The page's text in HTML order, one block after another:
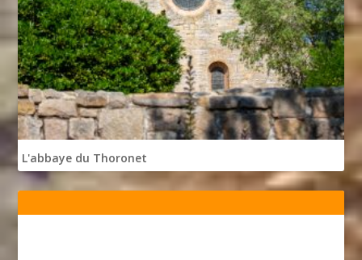
L'abbaye du Thoronet